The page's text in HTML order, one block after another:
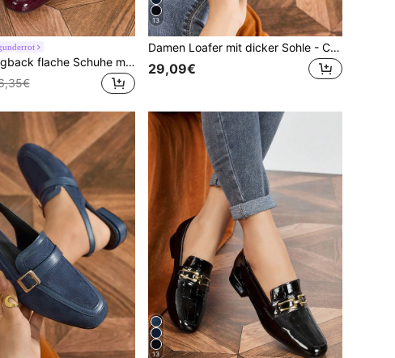
Damen Slingback flache Schuhe mit runder Zehenpartie, Schleife und Fersenriemen, niedriger Blockabsatz, bequem, weinrote Mule-Schuhe für Pendeln, Party, Urlaub, Loafers
13
Damen Loafer mit dicker Sohle - College-Stil Slip-On Herbstschuhe, runde Zehenpartie mit Metallschnalle, lässige Mode
29,09€
13